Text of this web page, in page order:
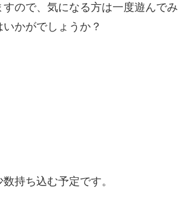
ので、気になる方は一度遊んでみ
かがでしょうか？
持ち込む予定です。